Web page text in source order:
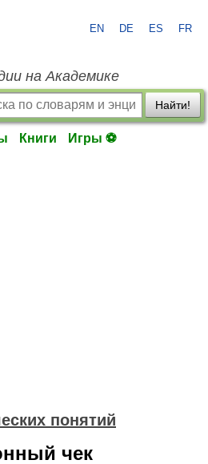
EN DE ES FR
на Академике
Найти!
Книги Игры ⚽
понятий
чек